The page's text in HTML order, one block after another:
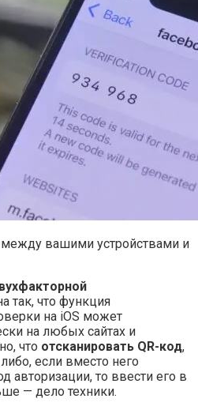
вашими устройствами и
так, что функция
на iOS может
на любых сайтах и
что отсканировать QR-код,
если вместо него
авторизации, то ввести его в
— дело техники.